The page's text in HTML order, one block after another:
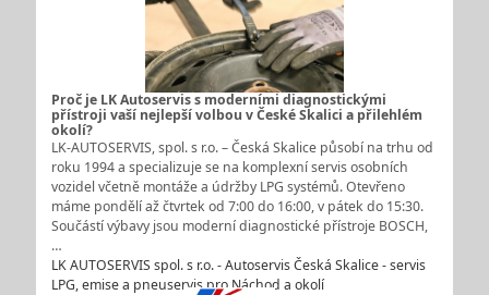
Proč je LK Autoservis s moderními diagnostickými
přístroji vaší nejlepší volbou v České Skalici a přilehlém
okolí?
LK-AUTOSERVIS, spol. s r.o. – Česká Skalice působí na trhu od
roku 1994 a specializuje se na komplexní servis osobních
vozidel včetně montáže a údržby LPG systémů. Otevřeno
máme pondělí až čtvrtek od 7:00 do 16:00, v pátek do 15:30.
Součástí výbavy jsou moderní diagnostické přístroje BOSCH,
…
LK AUTOSERVIS spol. s r.o. - Autoservis Česká Skalice - servis
LPG, emise a pneuservis pro Náchod a okolí